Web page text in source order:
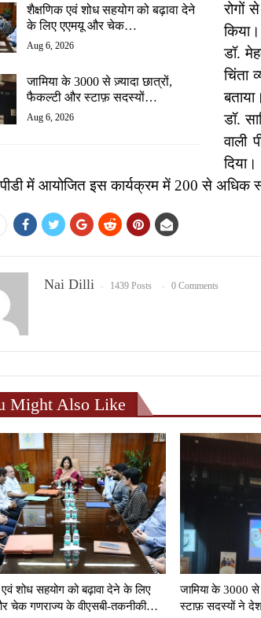
शैक्षणिक एवं शोध सहयोग को बढ़ावा देने
के लिए एएमयू और चेक…
Aug 6, 2026
जामिया के 3000 से ज़्यादा छात्रों,
फैकल्टी और स्टाफ़ सदस्यों…
Aug 6, 2026
रोगों
किया।
डॉ.
चिंता
बताया।
डॉ.
वाली
दिया।
में आयोजित इस कार्यक्रम में 200 से अधिक
Nai Dilli 1439 Posts 0 Comments
Might Also Like
शोध सहयोग को बढ़ावा देने के लिए
चेक गणराज्य के वीएसबी-तकनीकी…
जामिया के 3000
स्टाफ़ सदस्यों ने